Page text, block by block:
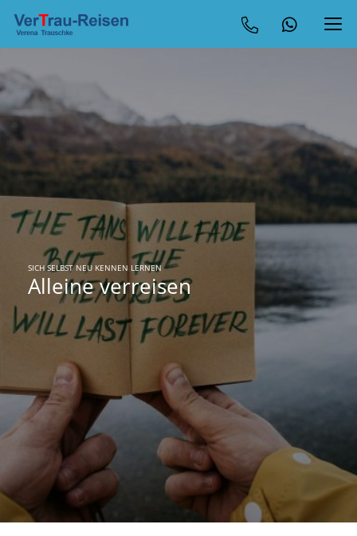
SICH SELBST NEU KENNEN LERNEN
Alleine verreisen